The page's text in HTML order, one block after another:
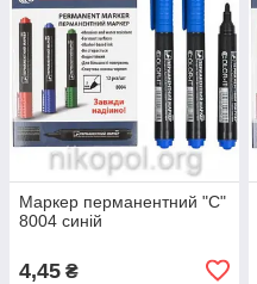
Маркер перманентний "C"
8004 синій
4,45 ₴